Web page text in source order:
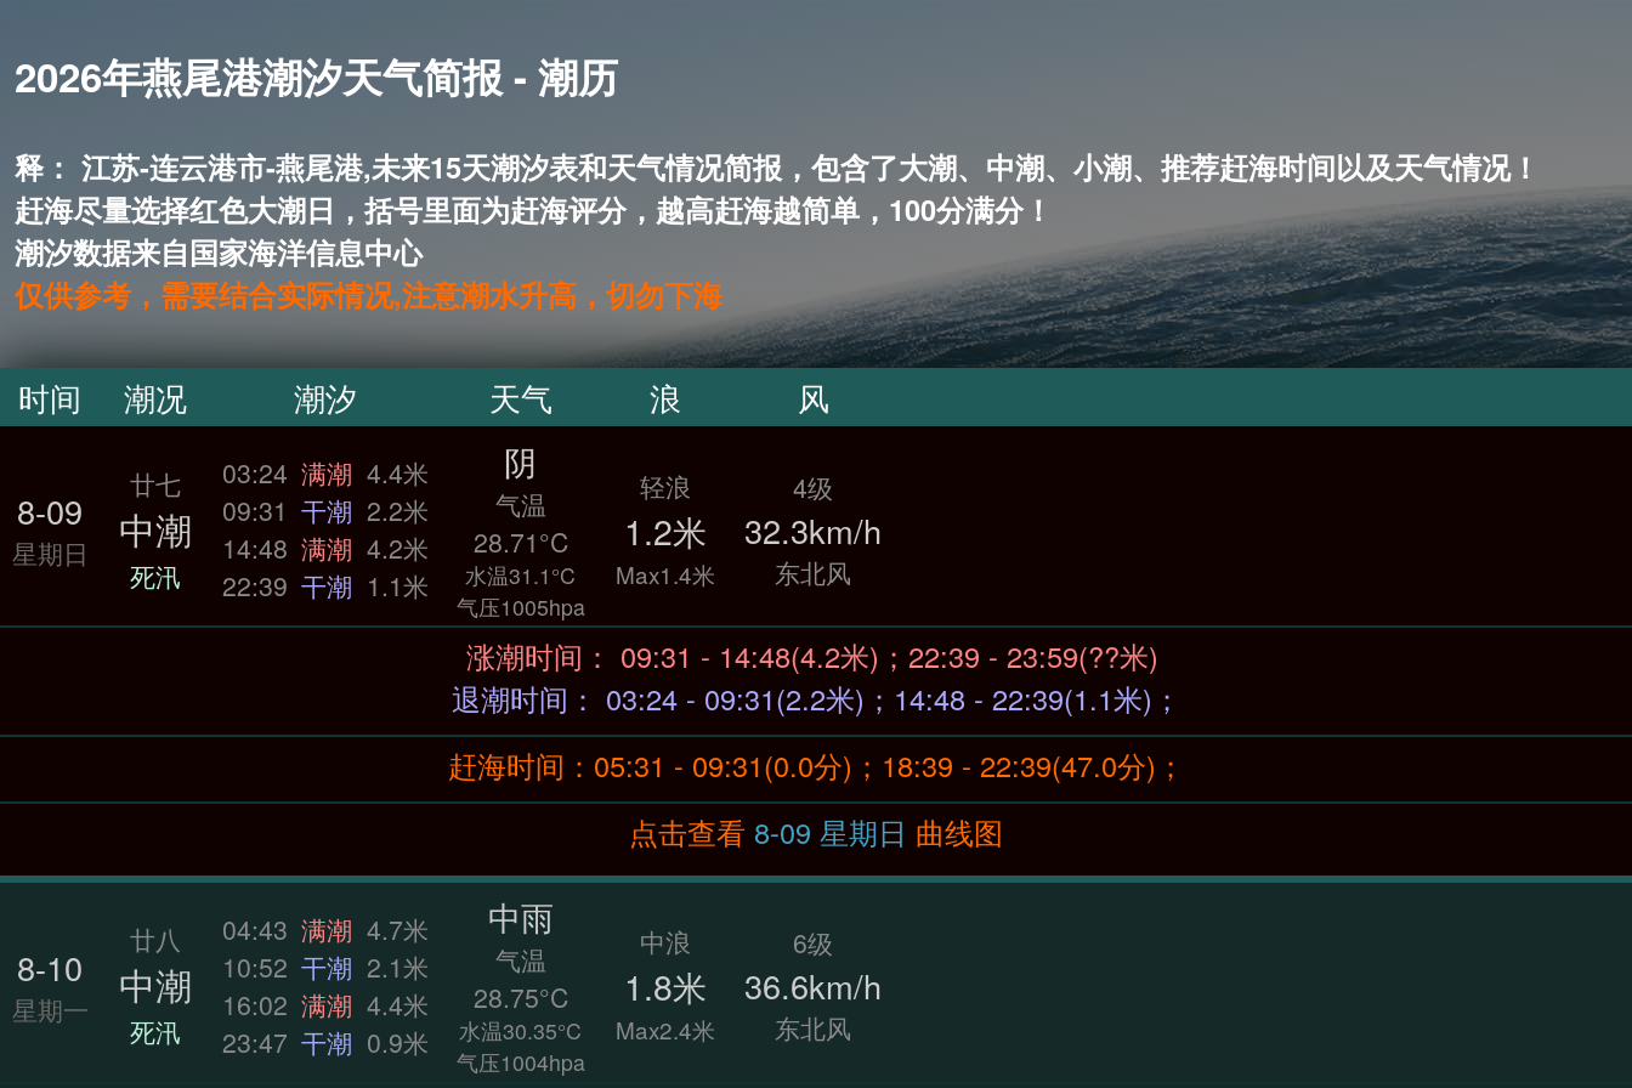
2026年燕尾港潮汐天气简报 - 潮历
释： 江苏-连云港市-燕尾港,未来15天潮汐表和天气情况简报，包含了大潮、中潮、小潮、推荐赶海时间以及天气情况！
赶海尽量选择红色大潮日，括号里面为赶海评分，越高赶海越简单，100分满分！
潮汐数据来自国家海洋信息中心
仅供参考，需要结合实际情况,注意潮水升高，切勿下海
时间 潮况 潮汐 天气 浪 风
8-09
星期日
廿七
中潮
死汛
03:24 满潮 4.4米
09:31 干潮 2.2米
14:48 满潮 4.2米
22:39 干潮 1.1米
阴
气温
28.71°C
水温31.1°C
气压1005hpa
轻浪
1.2米
Max1.4米
4级
32.3km/h
东北风
涨潮时间： 09:31 - 14:48(4.2米)；22:39 - 23:59(??米)
退潮时间： 03:24 - 09:31(2.2米)；14:48 - 22:39(1.1米)；
赶海时间：05:31 - 09:31(0.0分)；18:39 - 22:39(47.0分)；
点击查看
8-09 星期日 曲线图
8-10
星期一
廿八
中潮
死汛
04:43 满潮 4.7米
10:52 干潮 2.1米
16:02 满潮 4.4米
23:47 干潮 0.9米
中雨
气温
28.75°C
水温30.35°C
气压1004hpa
中浪
1.8米
Max2.4米
6级
36.6km/h
东北风